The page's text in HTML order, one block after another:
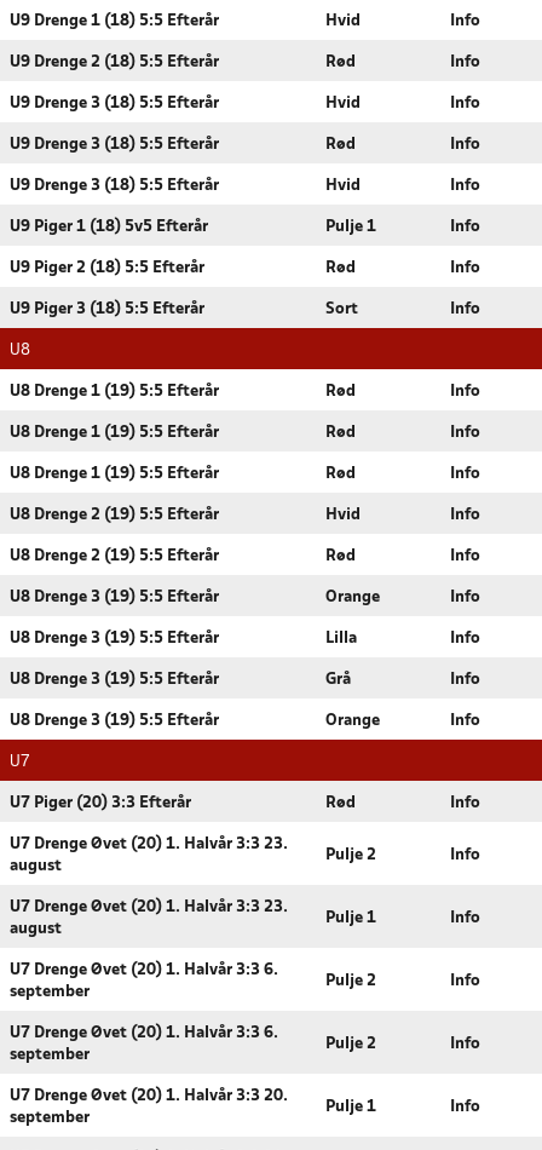
U9 Drenge 1 (18) 5:5 Efterår Hvid Info
U9 Drenge 2 (18) 5:5 Efterår Rød Info
U9 Drenge 3 (18) 5:5 Efterår Hvid Info
U9 Drenge 3 (18) 5:5 Efterår Rød Info
U9 Drenge 3 (18) 5:5 Efterår Hvid Info
U9 Piger 1 (18) 5v5 Efterår Pulje 1 Info
U9 Piger 2 (18) 5:5 Efterår Rød Info
U9 Piger 3 (18) 5:5 Efterår Sort Info
U8
U8 Drenge 1 (19) 5:5 Efterår Rød Info
U8 Drenge 1 (19) 5:5 Efterår Rød Info
U8 Drenge 1 (19) 5:5 Efterår Rød Info
U8 Drenge 2 (19) 5:5 Efterår Hvid Info
U8 Drenge 2 (19) 5:5 Efterår Rød Info
U8 Drenge 3 (19) 5:5 Efterår Orange Info
U8 Drenge 3 (19) 5:5 Efterår Lilla Info
U8 Drenge 3 (19) 5:5 Efterår Grå Info
U8 Drenge 3 (19) 5:5 Efterår Orange Info
U7
U7 Piger (20) 3:3 Efterår Rød Info
U7 Drenge Øvet (20) 1. Halvår 3:3 23.
august
Pulje 2 Info
U7 Drenge Øvet (20) 1. Halvår 3:3 23.
august
Pulje 1 Info
U7 Drenge Øvet (20) 1. Halvår 3:3 6.
september
Pulje 2 Info
U7 Drenge Øvet (20) 1. Halvår 3:3 6.
september
Pulje 2 Info
U7 Drenge Øvet (20) 1. Halvår 3:3 20.
september
Pulje 1 Info